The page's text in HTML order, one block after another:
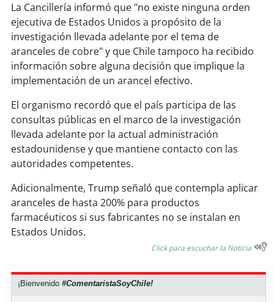
soysanantonio
soychillán
soysancarlos
soytalcahuano
soy concepción
soyarauco
soytemuco
La Cancillería informó que "no existe ninguna orden
ejecutiva de Estados Unidos a propósito de la
investigación llevada adelante por el tema de
aranceles de cobre" y que Chile tampoco ha recibido
información sobre alguna decisión que implique la
implementación de un arancel efectivo.
El organismo recordó que el país participa de las
consultas públicas en el marco de la investigación
llevada adelante por la actual administración
estadounidense y que mantiene contacto con las
autoridades competentes.
Adicionalmente, Trump señaló que contempla aplicar
aranceles de hasta 200% para productos
farmacéuticos si sus fabricantes no se instalan en
Estados Unidos.
Click para escuchar la Noticia
¡Bienvenido#ComentaristaSoyChile!